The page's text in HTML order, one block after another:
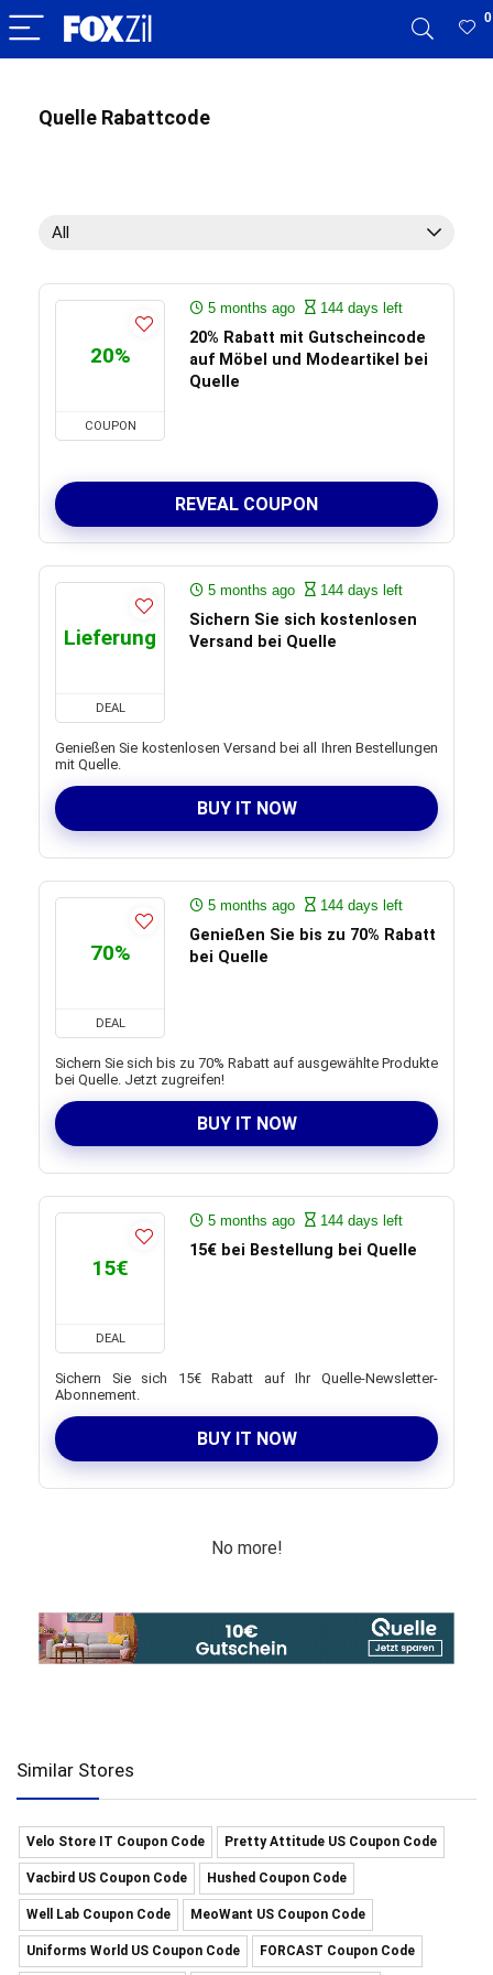
0
Quelle Rabattcode
All
20%
COUPON
5 months ago 144 days left
20% Rabatt mit Gutscheincode
auf Möbel und Modeartikel bei
Quelle
REVEAL COUPON
Lieferung
DEAL
5 months ago 144 days left
Sichern Sie sich kostenlosen
Versand bei Quelle
Genießen Sie kostenlosen Versand bei all Ihren Bestellungen
mit Quelle.
BUY IT NOW
70%
DEAL
5 months ago 144 days left
Genießen Sie bis zu 70% Rabatt
bei Quelle
Sichern Sie sich bis zu 70% Rabatt auf ausgewählte Produkte
bei Quelle. Jetzt zugreifen!
BUY IT NOW
15€
DEAL
5 months ago 144 days left
15€ bei Bestellung bei Quelle
Sichern Sie sich 15€ Rabatt auf Ihr Quelle-Newsletter-
Abonnement.
BUY IT NOW
No more!
Similar Stores
Velo Store IT Coupon Code Pretty Attitude US Coupon Code
Vacbird US Coupon Code Hushed Coupon Code
Well Lab Coupon Code MeoWant US Coupon Code
Uniforms World US Coupon Code FORCAST Coupon Code